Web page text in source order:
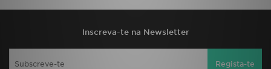
Inscreva-te na Newsletter
Regista-te